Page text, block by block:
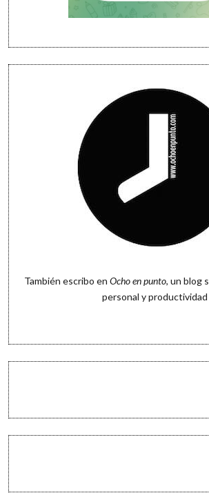
También escribo en Ocho en punto, un blog
personal y productividad